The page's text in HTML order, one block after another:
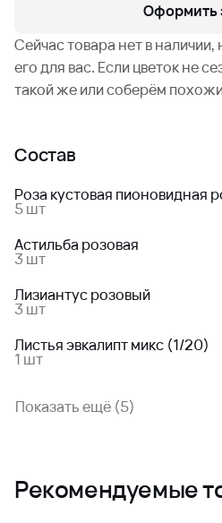
Оформить
Сейчас товара нет в
его для вас. Если цветок не
такой же или соберём
Состав
Роза кустовая пионовидная
5 шт
Астильба розовая
3 шт
Лизиантус розовый
3 шт
Листья эвкалипт микс (1/20)
1 шт
Показать ещё (5)
Рекомендуемые